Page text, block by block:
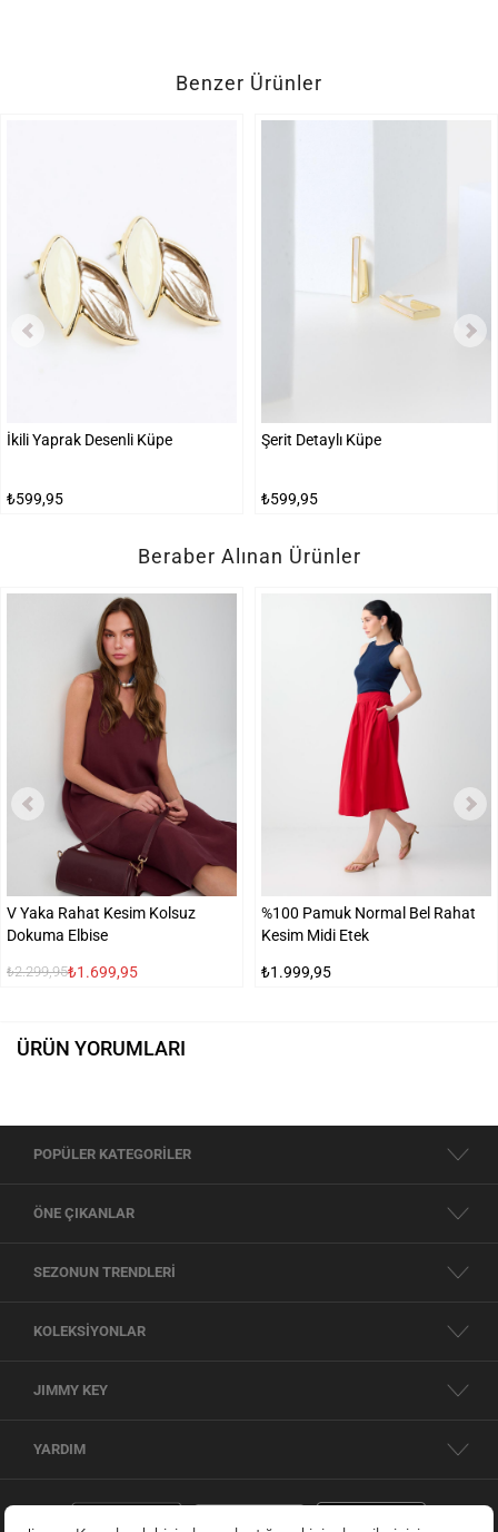
Benzer Ürünler
İkili Yaprak Desenli Küpe
₺599,95
Şerit Detaylı Küpe
₺599,95
Beraber Alınan Ürünler
V Yaka Rahat Kesim Kolsuz
Dokuma Elbise
₺2.299,95₺1.699,95
%100 Pamuk Normal Bel Rahat
Kesim Midi Etek
₺1.999,95
ÜRÜN YORUMLARI
POPÜLER KATEGORİLER
ÖNE ÇIKANLAR
SEZONUN TRENDLERİ
KOLEKSİYONLAR
JIMMY KEY
YARDIM